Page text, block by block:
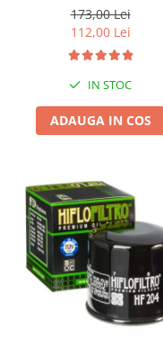
173,00 Lei
112,00 Lei
IN STOC
ADAUGA IN COS